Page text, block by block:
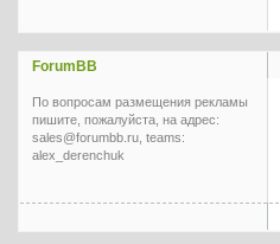
ForumBB
По вопросам размещения рекламы
пишите, пожалуйста, на адрес:
sales@forumbb.ru, teams:
alex_derenchuk